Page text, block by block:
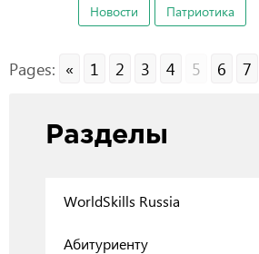
Новости
Патриотика
Pages: « 1 2 3 4 5 6 7
Разделы
WorldSkills Russia
Абитуриенту